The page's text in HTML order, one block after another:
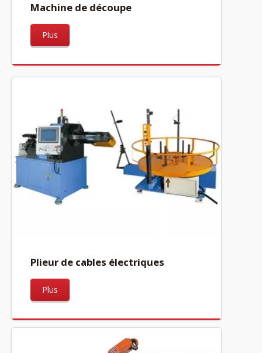
Machine de découpe
Plus
Plieur de cables électriques
Plus